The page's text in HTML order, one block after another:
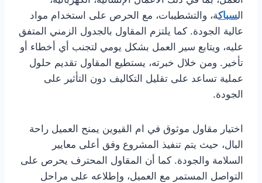
السباكة، والتشطيبات، مع الحرص على استخدام مواد
عالية الجودة. كما يلتزم المقاول بالجدول الزمني المتفق
عليه، ويتابع سير العمل بشكل يومي لتجنب أي أخطاء أو
تأخير. ومن خلال خبرته، يستطيع المقاول تقديم حلول
عملية تساعد على تقليل التكاليف دون التأثير على
الجودة.
اختيار مقاول موثوق في ام القيوين يمنح العميل راحة
البال، حيث يتم تنفيذ المشروع وفق أعلى معايير
السلامة والجودة. كما أن المقاول المحترف يحرص على
التواصل المستمر مع العميل، وإطلاعه على مراحل